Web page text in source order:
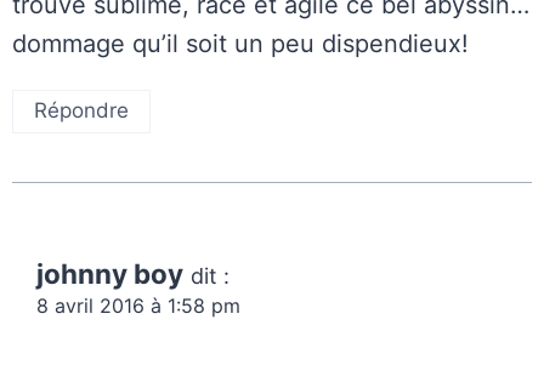
dommage qu’il soit un peu dispendieux!
Répondre
johnny boy dit :
8 avril 2016 à 1:58 pm